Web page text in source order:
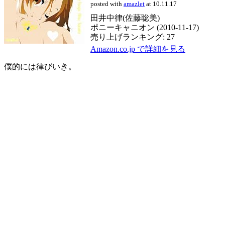
posted with amazlet at 10.11.17
田井中律(佐藤聡美)
ポニーキャニオン (2010-11-17)
売り上げランキング: 27
Amazon.co.jp で詳細を見る
僕的には律びいき。